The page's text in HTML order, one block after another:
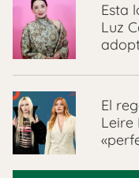
Esta
Luz
El
Leire